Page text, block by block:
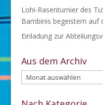
Lohi-Rasenturnier des
Bambinis begeistern auf
Einladung zur
Aus dem Archiv
Aus
dem
Archiv